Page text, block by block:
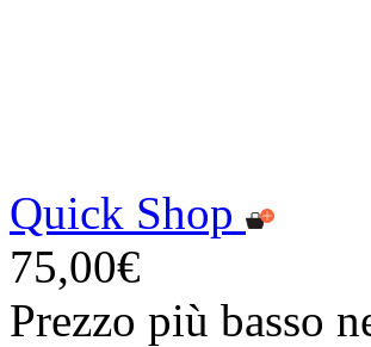
Quick Shop
75,00€
Prezzo più basso